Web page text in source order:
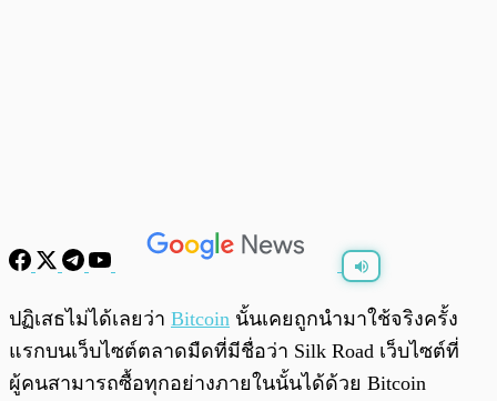
พร้อมเล่น 0:00 / 0:00
ปฏิเสธไม่ได้เลยว่า Bitcoin นั้นเคยถูกนำมาใช้จริงครั้ง
แรกบนเว็บไซต์ตลาดมืดที่มีชื่อว่า Silk Road เว็บไซต์ที่
ผู้คนสามารถซื้อทุกอย่างภายในนั้นได้ด้วย Bitcoin